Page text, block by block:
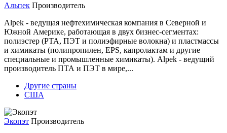
Альпек Производитель
Alpek - ведущая нефтехимическая компания в Северной и
Южной Америке, работающая в двух бизнес-сегментах:
полиэстер (PTA, ПЭТ и полиэфирные волокна) и пластмассы
и химикаты (полипропилен, EPS, капролактам и другие
специальные и промышленные химикаты). Alpek - ведущий
производитель ПТА и ПЭТ в мире,...
Другие страны
США
Экопэт Производитель